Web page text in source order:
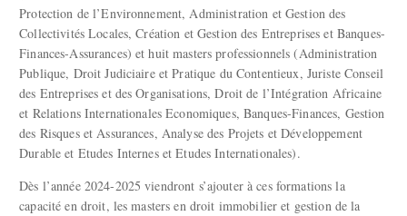
Protection de l’Environnement, Administration et Gestion des
Collectivités Locales, Création et Gestion des Entreprises et Banques-
Finances-Assurances) et huit masters professionnels (Administration
Publique, Droit Judiciaire et Pratique du Contentieux, Juriste Conseil
des Entreprises et des Organisations, Droit de l’Intégration Africaine
et Relations Internationales Economiques, Banques-Finances, Gestion
des Risques et Assurances, Analyse des Projets et Développement
Durable et Etudes Internes et Etudes Internationales).
Dès l’année 2024-2025 viendront s’ajouter à ces formations la
capacité en droit, les masters en droit immobilier et gestion de la